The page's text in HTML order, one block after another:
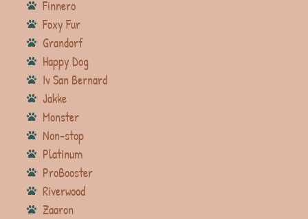
Finnero
Foxy Fur
Grandorf
Happy Dog
Iv San Bernard
Jakke
Monster
Non-stop
Platinum
ProBooster
Riverwood
Zaaron